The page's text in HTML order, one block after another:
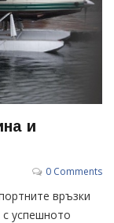
и
0 Comments
връзки
успешното